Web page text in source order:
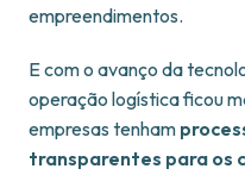
empreendimentos.
E com o avanço da
operação logística ficou
empresas tenham
transparentes para os